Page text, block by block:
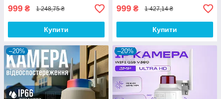
999 ₴ 1 248,75 ₴
Купити
999 ₴ 1 427,14 ₴
Купити
–20% –20%